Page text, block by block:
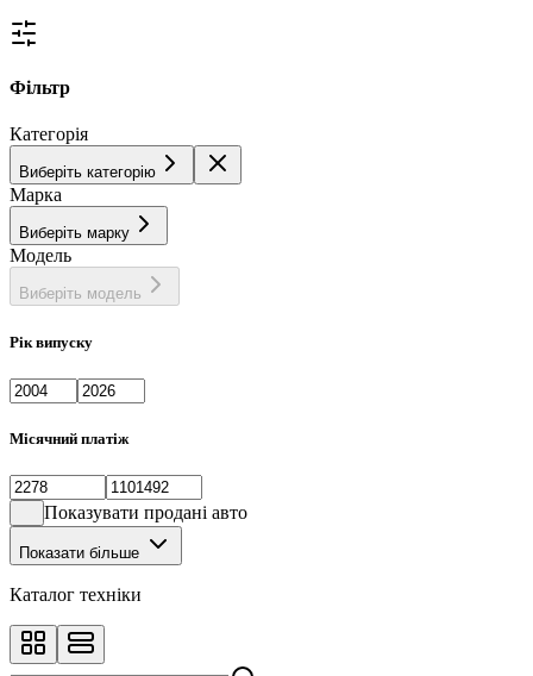
Фільтр
Категорія
Виберіть категорію
Марка
Виберіть марку
Модель
Виберіть модель
Рік випуску
Місячний платіж
Показувати продані авто
Показати більше
Каталог техніки